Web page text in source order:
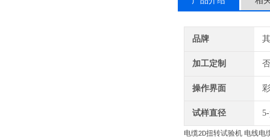
品牌
加工定制 否
操作界面
试样直径
电缆2D扭转试验机 电线电